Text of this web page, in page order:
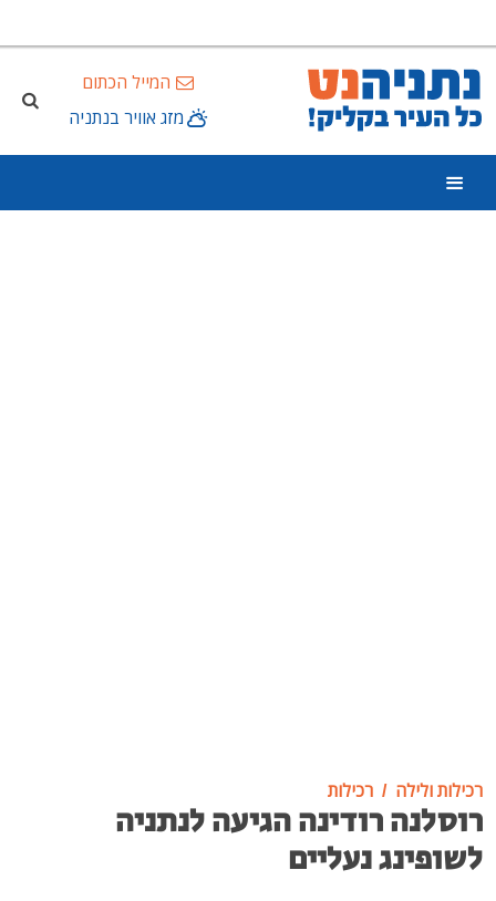
המייל הכתום
מזג אוויר בנתניה
רכילות ולילה רכילות
רוסלנה רודינה הגיעה לנתניה
לשופינג נעליים